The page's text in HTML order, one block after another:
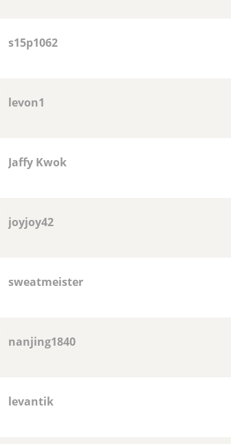
s15p1062
levon1
Jaffy Kwok
joyjoy42
sweatmeister
nanjing1840
levantik